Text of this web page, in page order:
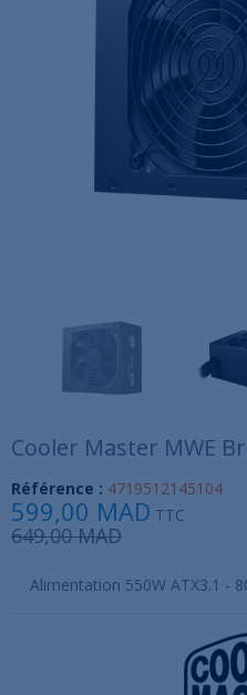
Cooler Master MWE
Référence : 4719512145104
599,00 MAD TTC
649,00 MAD
Alimentation 550W ATX3.1 -